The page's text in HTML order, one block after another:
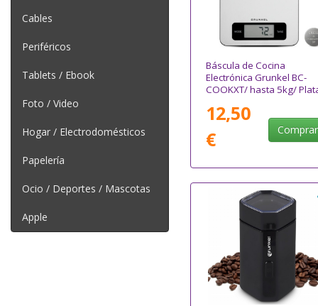
Cables
Periféricos
Tablets / Ebook
Foto / Video
Hogar / Electrodomésticos
Papelería
Ocio / Deportes / Mascotas
Apple
Báscula de Cocina
Electrónica Grunkel BC-
COOKXT/ hasta 5kg/
12,50
€
Comprar